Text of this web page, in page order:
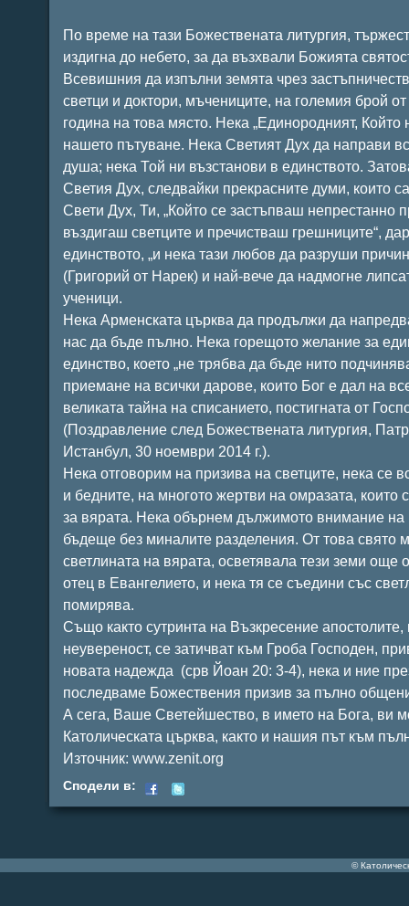
По време на тази Божествената литургия,
издигна до небето, за да възхвали Божията
Всевишния да изпълни земята чрез
светци и доктори, мъчениците, на големия брой
година на това място. Нека „Единородният, Който
нашето пътуване. Нека Светият Дух да направи
душа; нека Той ни възстанови в единството.
Светия Дух, следвайки прекрасните думи, които
Свети Дух, Ти, „Който се застъпваш непрестанно
въздигаш светците и пречистваш грешниците“,
единството, „и нека тази любов да разруши
(Григорий от Нарек) и най-вече да надмогне
ученици.
Нека Арменската църква да продължи да
нас да бъде пълно. Нека горещото желание за
единство, което „не трябва да бъде нито
приемане на всички дарове, които Бог е дал на
великата тайна на списанието, постигната от
(Поздравление след Божествената литургия,
Истанбул, 30 ноември 2014 г.).
Нека отговорим на призива на светците, нека се
и бедните, на многото жертви на омразата, които
за вярата. Нека обърнем дължимото внимание на
бъдеще без миналите разделения. От това свято
светлината на вярата, осветявала тези земи още
отец в Евангелието, и нека тя се съедини със
помирява.
Също както сутринта на Възкресение
неувереност, се затичват към Гроба Господен,
новата надежда (срв Йоан 20: 3-4), нека и ние
последваме Божествения призив за пълно
А сега, Ваше Светейшество, в името на Бога, ви
Католическата църква, както и нашия път към
Източник: www.zenit.org
Сподели в:
©